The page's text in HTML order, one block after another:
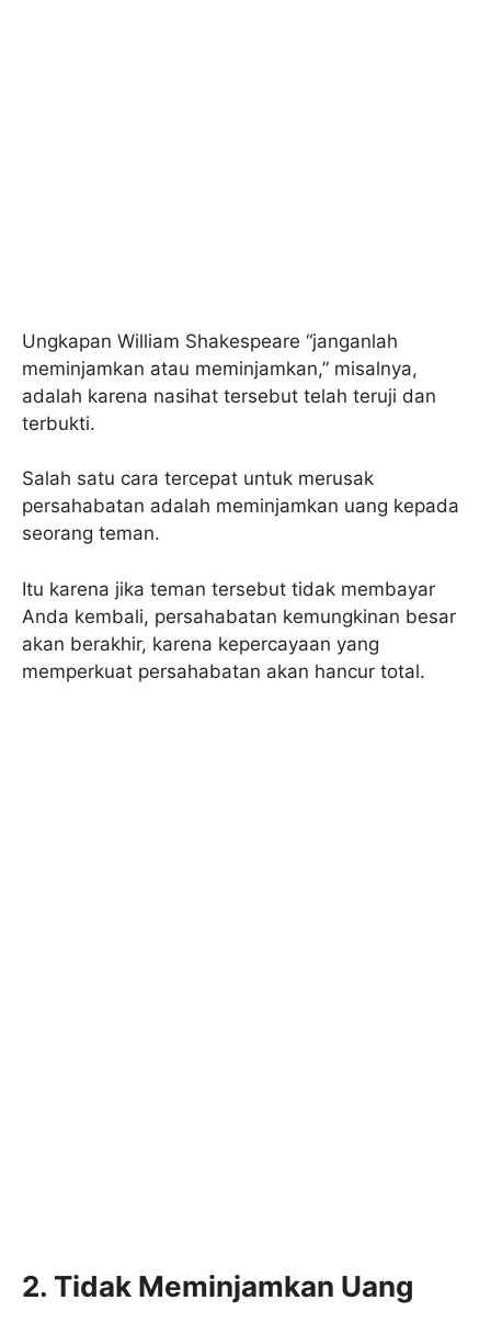
Ungkapan William Shakespeare “janganlah
meminjamkan atau meminjamkan,” misalnya,
adalah karena nasihat tersebut telah teruji dan
terbukti.
Salah satu cara tercepat untuk merusak
persahabatan adalah meminjamkan uang kepada
seorang teman.
Itu karena jika teman tersebut tidak membayar
Anda kembali, persahabatan kemungkinan besar
akan berakhir, karena kepercayaan yang
memperkuat persahabatan akan hancur total.
2. Tidak Meminjamkan Uang